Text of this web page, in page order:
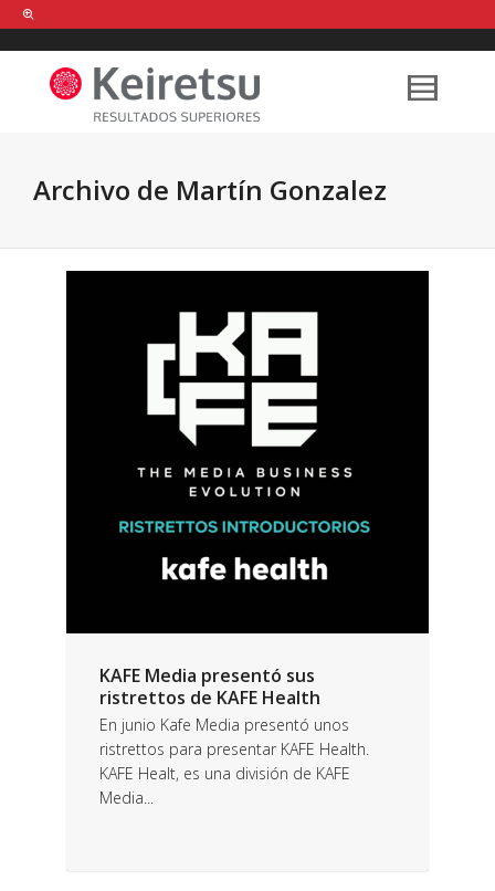
Help me Dante! I'm looking for new
shirts in a size medium
that cost
between £ . Show me all the
Archivo de Martín Gonzalez
KAFE Media presentó sus
ristrettos de KAFE Health
En junio Kafe Media presentó unos
ristrettos para presentar KAFE Health.
KAFE Healt, es una división de KAFE
Media...